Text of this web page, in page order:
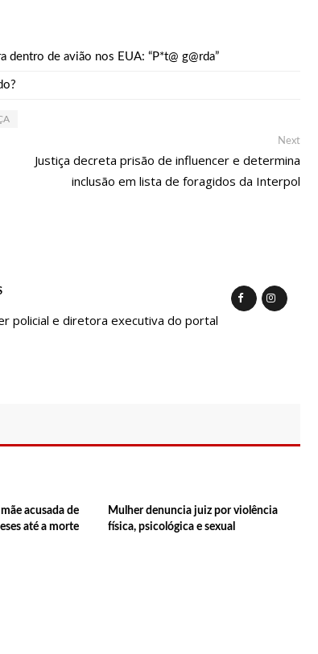
Tutelares do Amazonas tem inicio programado para
Do Governo Do Amazonas, Prime Serviços É Barrada
Que Pode Enterrar CPI Da Pandemia, Na ALEAM
foram aplicadas no Amazonas
dentro de avião nos EUA: “P*t@ g@rda”
NextNext
Justiça decreta prisão de influencer e determina
inclusão em lista de foragidos da Interpol
policial e diretora executiva do portal
acusada de
até a morte
Mulher denuncia juiz por violência
física, psicológica e sexual